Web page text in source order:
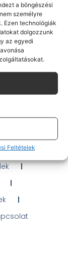
a böngészési
személyre
Ezen technológiák
dolgozzunk
az egyedi
Feltételek
:(